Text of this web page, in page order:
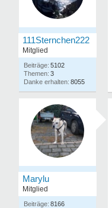
111Sternchen222
Mitglied
5102
3
8055
Marylu
Mitglied
8166